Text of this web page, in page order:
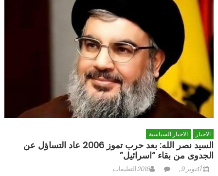
الاخبار الاخبار السياسية
السيد نصر الله: بعد حرب تموز 2006 عاد التساؤل عن
الجدوى من بقاء “اسرائيل”
Posted
أكتوبر 9, 2018 Author التعليقاتعلى